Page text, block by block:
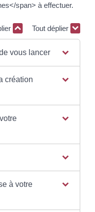
span> à effectuer.
Tout déplier
vous lancer
création
à votre